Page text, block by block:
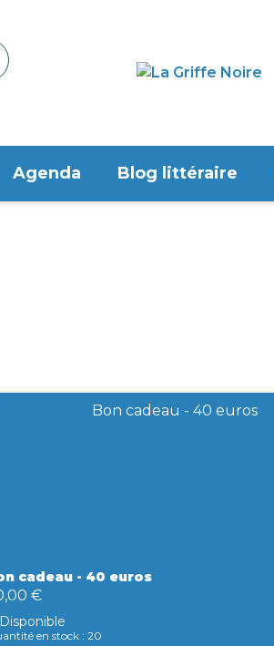
Agenda Blog littéraire
cadeau - 40 euros
€
Disponible
en stock : 20